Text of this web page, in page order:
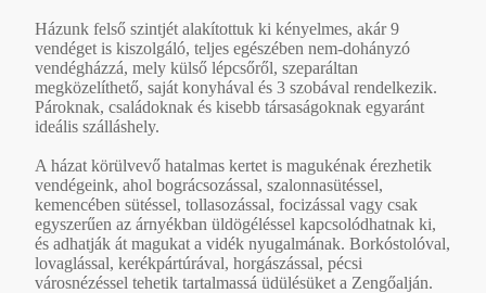
Házunk felső szintjét alakítottuk ki kényelmes, akár 9
vendéget is kiszolgáló, teljes egészében nem-dohányzó
vendégházzá, mely külső lépcsőről, szeparáltan
megközelíthető, saját konyhával és 3 szobával rendelkezik.
Pároknak, családoknak és kisebb társaságoknak egyaránt
ideális szálláshely.
A házat körülvevő hatalmas kertet is magukénak érezhetik
vendégeink, ahol bográcsozással, szalonnasütéssel,
kemencében sütéssel, tollasozással, focizással vagy csak
egyszerűen az árnyékban üldögéléssel kapcsolódhatnak ki,
és adhatják át magukat a vidék nyugalmának. Borkóstolóval,
lovaglással, kerékpártúrával, horgászással, pécsi
városnézéssel tehetik tartalmassá üdülésüket a Zengőalján.